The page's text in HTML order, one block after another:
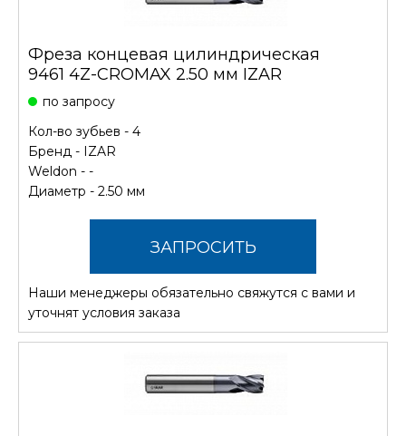
Фреза концевая цилиндрическая
9461 4Z-CROMAX 2.50 мм IZAR
по запросу
Кол-во зубьев - 4
Бренд - IZAR
Weldon - -
Диаметр - 2.50 мм
ЗАПРОСИТЬ
СТОИМОСТЬ
Наши менеджеры обязательно свяжутся с вами и
уточнят условия заказа